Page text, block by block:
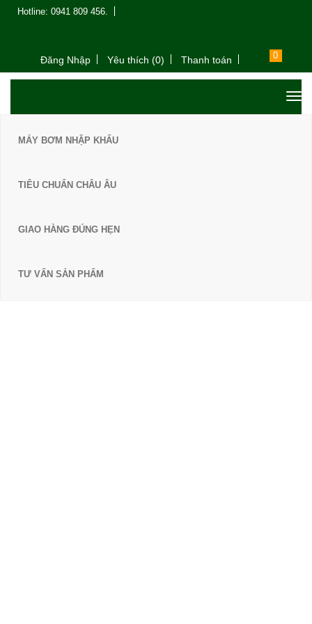
Hotline: 0941 809 456.
Đăng Nhập Yêu thích (0) Thanh toán 0
MÁY BƠM NHẬP KHẨU
TIÊU CHUẨN CHÂU ÂU
GIAO HÀNG ĐÚNG HẸN
TƯ VẤN SẢN PHẨM